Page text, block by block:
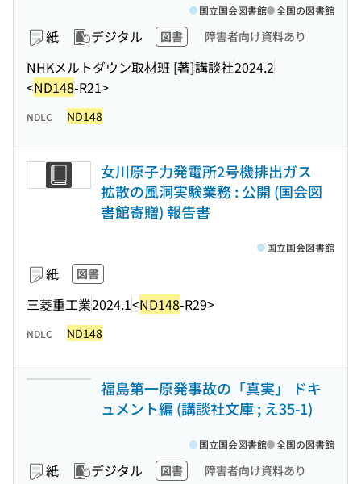
紙 デジタル 図書 障害者向け資料あり
NHKメルトダウン取材班 [著]講談社2024.2
<ND148-R21>
国立国会図書館 全国の図書館
NDLC ND148
女川原子力発電所2号機排出ガス
拡散の風洞実験業務 : 公開 (国会図
書館寄贈) 報告書
紙 図書
三菱重工業2024.1<ND148-R29>
国立国会図書館
NDLC ND148
福島第一原発事故の「真実」 ドキ
ュメント編 (講談社文庫 ; え35-1)
紙 デジタル 図書 障害者向け資料あり
国立国会図書館 全国の図書館